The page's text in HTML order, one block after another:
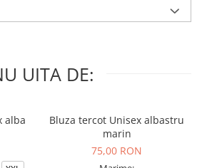
UITA DE:
alba
Bluza tercot Unisex albastru
marin
75,00 RON